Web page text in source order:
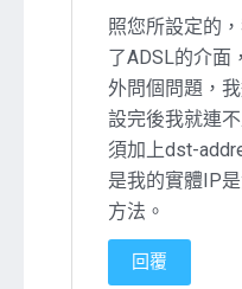
照您所設定的
了ADSL的介面
外問個問題，我
設完後我就連
須加上dst-
是我的實體IP
方法。
回覆